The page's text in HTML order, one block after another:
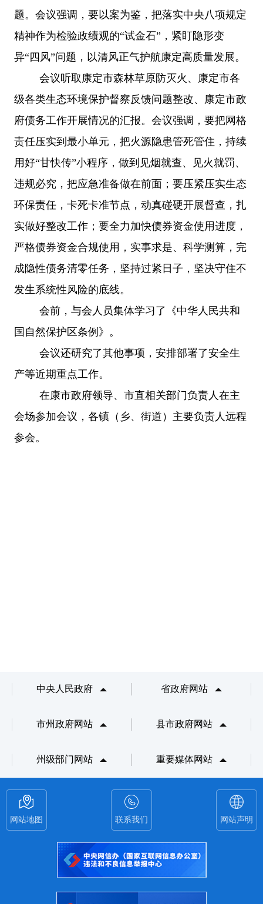
题。会议强调，要以案为鉴，把落实中央八项规定
精神作为检验政绩观的“试金石”，紧盯隐形变
异“四风”问题，以清风正气护航康定高质量发展。
会议听取康定市森林草原防灭火、康定市各
级各类生态环境保护督察反馈问题整改、康定市政
府债务工作开展情况的汇报。会议强调，要把网格
责任压实到最小单元，把火源隐患管死管住，持续
用好“甘快传”小程序，做到见烟就查、见火就罚、
违规必究，把应急准备做在前面；要压紧压实生态
环保责任，卡死卡准节点，动真碰硬开展督查，扎
实做好整改工作；要全力加快债券资金使用进度，
严格债券资金合规使用，实事求是、科学测算，完
成隐性债务清零任务，坚持过紧日子，坚决守住不
发生系统性风险的底线。
会前，与会人员集体学习了《中华人民共和
国自然保护区条例》。
会议还研究了其他事项，安排部署了安全生
产等近期重点工作。
在康市政府领导、市直相关部门负责人在主
会场参加会议，各镇（乡、街道）主要负责人远程
参会。
中央人民政府 省政府网站
市州政府网站 县市政府网站
州级部门网站 重要媒体网站
网站地图 联系我们 网站声明